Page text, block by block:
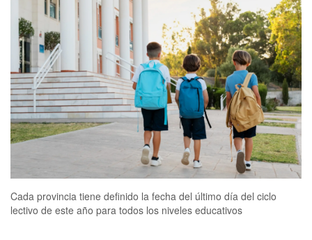
Cada provincia tiene definido la fecha del último día del ciclo
lectivo de este año para todos los niveles educativos